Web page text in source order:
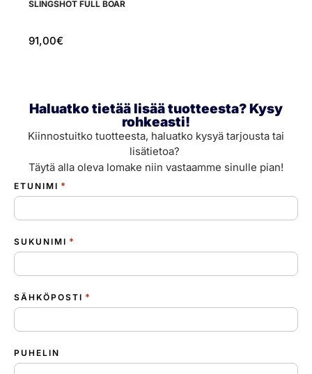
SLINGSHOT FULL BOAR
91,00€
Haluatko tietää lisää tuotteesta? Kysy
rohkeasti!
Kiinnostuitko tuotteesta, haluatko kysyä tarjousta tai
lisätietoa?
Täytä alla oleva lomake niin vastaamme sinulle pian!
ETUNIMI *
SUKUNIMI *
SÄHKÖPOSTI *
PUHELIN